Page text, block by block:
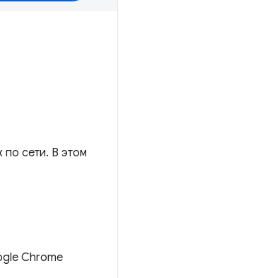
по сети. В этом
Chrome